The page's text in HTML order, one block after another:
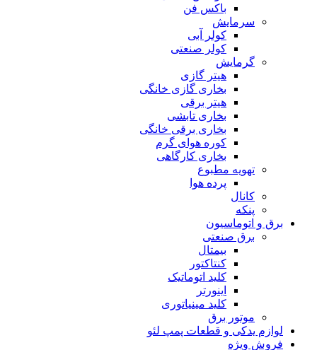
باکس فن
سرمایش
کولر آبی
کولر صنعتی
گرمایش
هیتر گازی
بخاری گازی خانگی
هیتر برقی
بخاری تابشی
بخاری برقی خانگی
کوره هوای گرم
بخاری کارگاهی
تهویه مطبوع
پرده هوا
کانال
پنکه
برق و اتوماسیون
برق صنعتی
بیمتال
کنتاکتور
کلید اتوماتیک
اینورتر
کلید مینیاتوری
موتور برق
لوازم یدکی و قطعات پمپ لئو
فروش ویژه